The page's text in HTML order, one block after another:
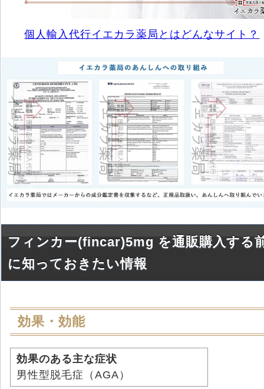
個人輸入代行イエカラ薬局とはどんなサイト？
フィンカー(fincar)5mg を通販購入する
に知っておきたい情報
効果・効能
効果のある主な症状
男性型脱毛症（AGA）